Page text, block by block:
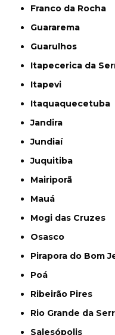
Franco da Rocha
Guararema
Guarulhos
Itapecerica da
Itapevi
Itaquaquecetuba
Jandira
Jundiaí
Juquitiba
Mairiporã
Mauá
Mogi das Cruzes
Osasco
Pirapora do Bom
Poá
Ribeirão Pires
Rio Grande da
Salesópolis